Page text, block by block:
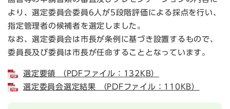
より、選定委員会委員6人が5段階評価による採点を行い、
指定管理者の候補者を選定しました。
なお、選定委員会は市長が条例に基づき設置するもので、
委員長及び委員は市長が任命することとなっています。
選定要領 （PDFファイル：132KB）
選定委員会選定結果 （PDFファイル：110KB）